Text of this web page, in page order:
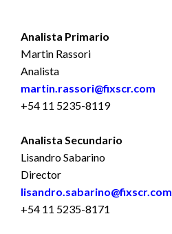
Analista Primario
Martin Rassori
Analista
martin.rassori@fixscr.com
+54 11 5235-8119
Analista Secundario
Lisandro Sabarino
Director
lisandro.sabarino@fixscr.com
+54 11 5235-8171